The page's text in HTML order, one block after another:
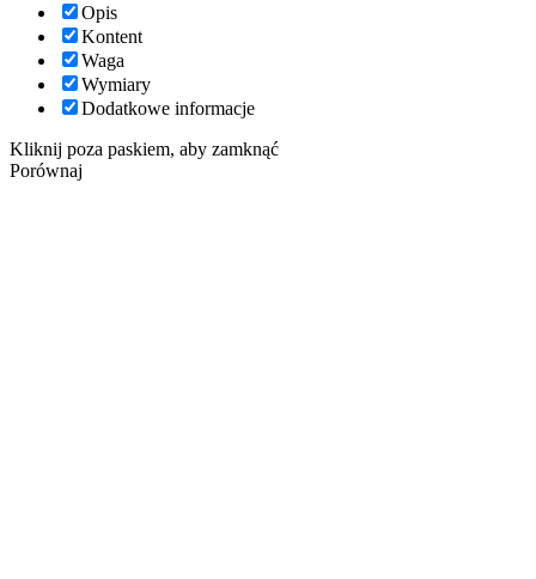
Opis
Kontent
Waga
Wymiary
Dodatkowe informacje
Kliknij poza paskiem, aby zamknąć
Porównaj